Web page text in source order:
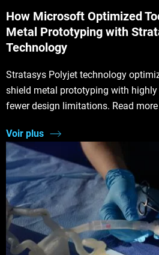
How Microsoft Optimized
Metal Prototyping with
Technology
Stratasys Polyjet technology
shield metal prototyping with
fewer design limitations. Read more
Voir plus